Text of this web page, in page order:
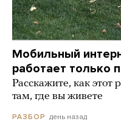
Мобильный
работает только
Расскажите, как этот
там, где вы живете
РАЗБОР день назад